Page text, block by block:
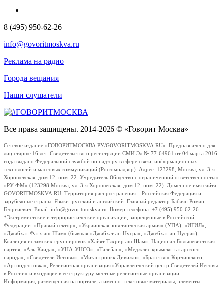
8 (495) 950-62-26
info@govoritmoskva.ru
Реклама на радио
Города вещания
Наши слушатели
Все права защищены. 2014-2026 © «Говорит Москва»
Сетевое издание «ГОВОРИТМОСКВА.РУ/GOVORITMOSKVA.RU». Предназначено для
лиц старше 16 лет. Свидетельство о регистрации СМИ Эл № 77-64961 от 04 марта 2016
года выдано Федеральной службой по надзору в сфере связи, информационных
технологий и массовых коммуникаций (Роскомнадзор). Адрес: 123298, Москва, ул. 3-я
Хорошевская, дом 12, пом. 22. Учредитель Общество с ограниченной ответственностью
«РУ ФМ» (123298 Москва, ул. 3-я Хорошевская, дом 12, пом. 22). Доменное имя сайта
GOVORITMOSKVA.RU. Территория распространения – Российская Федерация и
зарубежные страны. Языки: русский и английский. Главный редактор Бабаян Роман
Георгиевич. Email: info@govoritmoskva.ru. Номер телефона: +7 (495) 950-62-26
*Экстремистские и террористические организации, запрещенные в Российской
Федерации: «Правый сектор», «Украинская повстанческая армия» (УПА), «ИГИЛ»,
«Джабхат Фатх аш-Шам» (бывшая «Джабхат ан-Нусра», «Джебхат ан-Нусра»),
Коалиция исламских группировок «Хайят Тахрир аш-Шам», Национал-Большевистская
партия, «Аль-Каида», «УНА-УНСО», «Талибан», «Меджлис крымско-татарского
народа», «Свидетели Иеговы», «Мизантропик Дивижн», «Братство» Корчинского,
«Артподготовка», Религиозная организация «Управленческий центр Свидетелей Иеговы
в России» и входящие в ее структуру местные религиозные организации.
Информация, размещенная на портале, а именно: текстовые материалы, элементы